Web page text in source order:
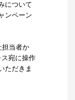
について
ンペーン
担当者か
宛に操作
ただきま